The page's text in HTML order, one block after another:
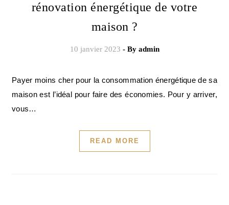
rénovation énergétique de votre
maison ?
10 janvier 2023 - By admin
Payer moins cher pour la consommation énergétique de sa
maison est l’idéal pour faire des économies. Pour y arriver,
vous…
READ MORE